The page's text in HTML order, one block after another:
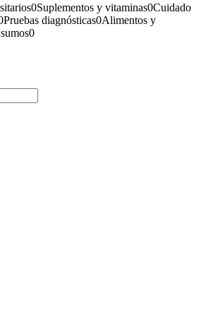
0Suplementos y vitaminas0Cuidado
Pruebas diagnósticas0Alimentos y
0